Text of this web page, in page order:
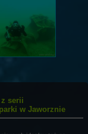
z serii
w Jaworznie